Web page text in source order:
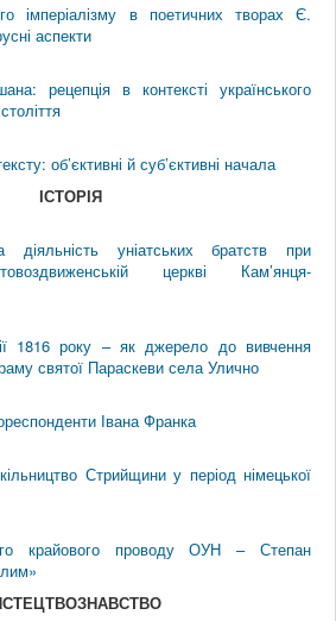
імперіалізму в поетичних творах Є.
аспекти
рецепція в контексті українського
об’єктивні й суб’єктивні начала
ІСТОРІЯ
діяльність уніатських братств при
церкві Кам’янця-
1816 року – як джерело до вивчення
святої Параскеви села Улично
Івана Франка
Стрийщини у період німецької
крайового проводу ОУН – Степан